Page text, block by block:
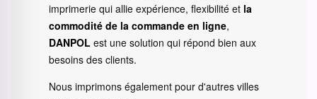
imprimerie qui allie expérience, flexibilité et la
commodité de la commande en ligne,
DANPOL est une solution qui répond bien aux
besoins des clients.
Nous imprimons également pour d'autres villes